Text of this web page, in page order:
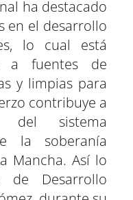
i
r
n
m i
r
e
n
s
t
i
r
e
n
n
ha destacado
en el desarrollo
lo cual está
a fuentes de
y limpias para
contribuye a
del sistema
la soberanía
Mancha. Así lo
de Desarrollo